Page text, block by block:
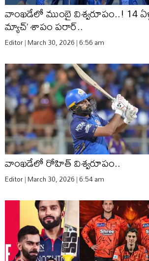
వాంఖడేలో ముంబై విశ్వరూపం..! 14
మ్యాచ్’ శాపం పరార్..
Editor March 30, 2026 6:56 am
వాంఖడేలో రోహిత్‌ విశ్వరూపం..
Editor March 30, 2026 6:54 am